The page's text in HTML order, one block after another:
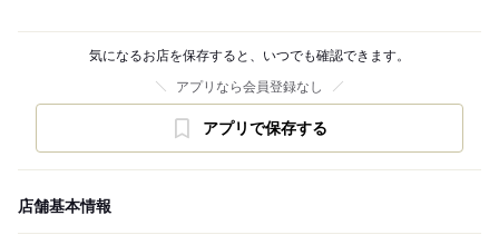
気になるお店を保存すると、いつでも確認できます。
アプリなら会員登録なし
アプリで保存する
店舗基本情報